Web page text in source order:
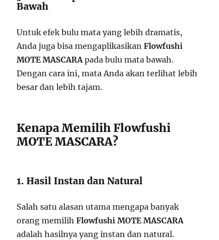
Bawah
Untuk efek bulu mata yang lebih dramatis,
Anda juga bisa mengaplikasikanFlowfushi
MOTE MASCARApada bulu mata bawah.
Dengan cara ini, mata Anda akan terlihat lebih
besar dan lebih tajam.
Kenapa Memilih Flowfushi
MOTE MASCARA?
1. Hasil Instan dan Natural
Salah satu alasan utama mengapa banyak
orang memilihFlowfushi MOTE MASCARA
adalah hasilnya yang instan dan natural.